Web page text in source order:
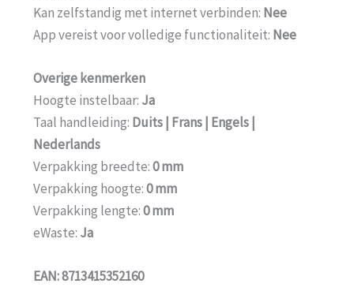
Kan zelfstandig met internet verbinden: Nee
App vereist voor volledige functionaliteit: Nee
Overige kenmerken
Hoogte instelbaar: Ja
Taal handleiding: Duits | Frans | Engels |
Nederlands
Verpakking breedte:0 mm
Verpakking hoogte:0 mm
Verpakking lengte:0 mm
eWaste: Ja
EAN: 8713415352160